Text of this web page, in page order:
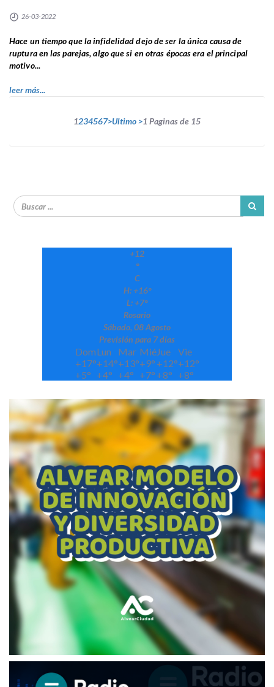
26-03-2022
Hace un tiempo que la infidelidad dejo de ser la única causa de
ruptura en las parejas, algo que si en otras épocas era el principal
motivo...
leer más...
1234567>Ultimo >1 Paginas de 15
+12
°
C
H: +16°
L: +7°
Rosario
Sábado, 08 Agosto
Previsión para 7 días
DomLun Mar MiéJue
Vie
+17°+14°+13°+9° +12°+12°
+5° +4° +4° +7° +8° +8°